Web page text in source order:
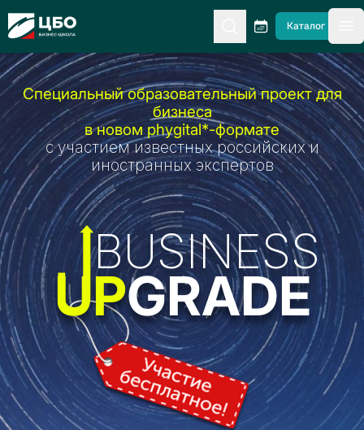
CBO Каталог
Специальный образовательный проект для
бизнеса
в новом phygital*-формате
с участием известных российских и
иностранных экспертов
BUSINESS
UPGRADE